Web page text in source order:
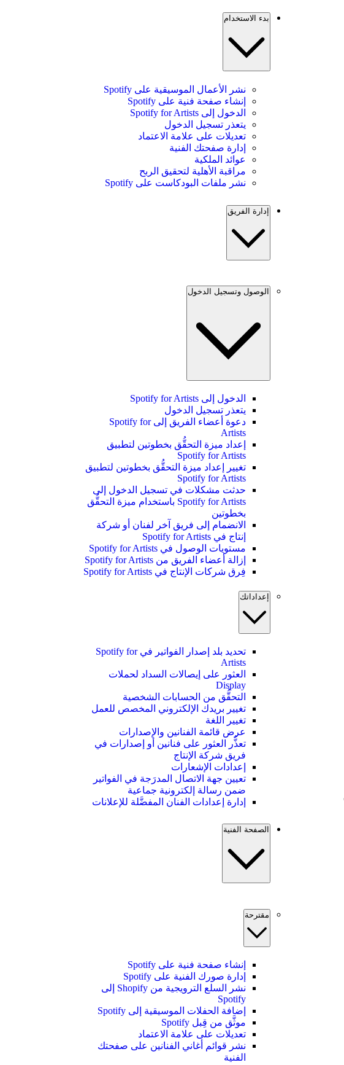
بدء الاستخدام
نشر الأعمال الموسيقية على Spotify
إنشاء صفحة فنية على Spotify
الدخول إلى Spotify for Artists
يتعذر تسجيل الدخول
تعديلات على علامة الاعتماد
إدارة صفحتك الفنية
عوائد الملكية
مراقبة الأهلية لتحقيق الربح
نشر ملفات البودكاست على Spotify
إدارة الفريق
الوصول وتسجيل الدخول
الدخول إلى Spotify for Artists
يتعذر تسجيل الدخول
دعوة أعضاء الفريق إلى Spotify for
Artists
إعداد ميزة التحقُّق بخطوتين لتطبيق
Spotify for Artists
تغيير إعداد ميزة التحقُّق بخطوتين لتطبيق
Spotify for Artists
حدثت مشكلات في تسجيل الدخول إلى
Spotify for Artists باستخدام ميزة التحقُّق
بخطوتين
الانضمام إلى فريق آخر لفنان أو شركة
إنتاج في Spotify for Artists
مستويات الوصول في Spotify for Artists
إزالة أعضاء الفريق من Spotify for Artists
فِرق شركات الإنتاج في Spotify for Artists
إعداداتك
تحديد بلد إصدار الفواتير في Spotify for
Artists
العثور على إيصالات السداد لحملات
Display
التحقُّق من الحسابات الشخصية
تغيير بريدك الإلكتروني المخصص للعمل
تغيير اللغة
عرض قائمة الفنانين والإصدارات
تعذُّر العثور على فنانين أو إصدارات في
فريق شركة الإنتاج
إعدادات الإشعارات
تعيين جهة الاتصال المدرَجة في الفواتير
ضمن رسالة إلكترونية جماعية
إدارة إعدادات الفنان المفضَّلة للإعلانات
الصفحة الفنية
مقترحة
إنشاء صفحة فنية على Spotify
إدارة صورك الفنية على Spotify
نشر السلع الترويجية من Shopify إلى
Spotify
إضافة الحفلات الموسيقية إلى Spotify
موثَّق من قِبل Spotify
تعديلات على علامة الاعتماد
نشر قوائم أغاني الفنانين على صفحتك
الفنية